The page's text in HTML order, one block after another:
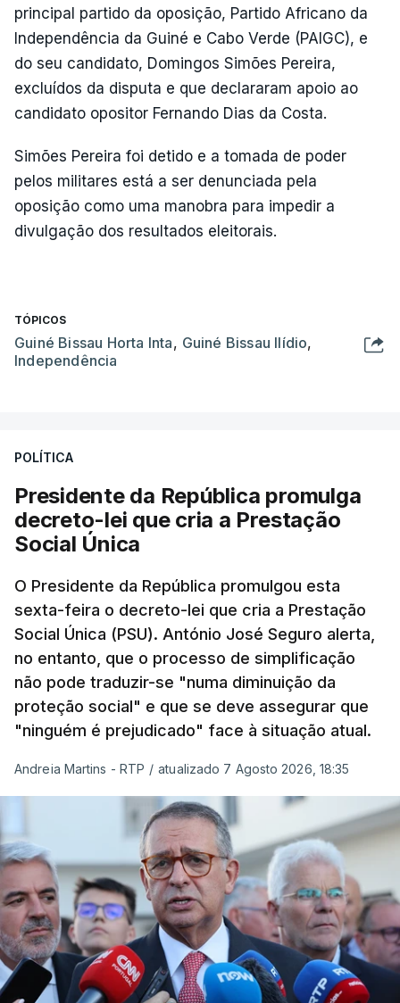
principal partido da oposição, Partido Africano da
Independência da Guiné e Cabo Verde (PAIGC), e
do seu candidato, Domingos Simões Pereira,
excluídos da disputa e que declararam apoio ao
candidato opositor Fernando Dias da Costa.
Simões Pereira foi detido e a tomada de poder
pelos militares está a ser denunciada pela
oposição como uma manobra para impedir a
divulgação dos resultados eleitorais.
TÓPICOS
Guiné Bissau Horta Inta, Guiné Bissau Ilídio,
Independência
POLÍTICA
Presidente da República promulga
decreto-lei que cria a Prestação
Social Única
O Presidente da República promulgou esta
sexta-feira o decreto-lei que cria a Prestação
Social Única (PSU). António José Seguro alerta,
no entanto, que o processo de simplificação
não pode traduzir-se "numa diminuição da
proteção social" e que se deve assegurar que
"ninguém é prejudicado" face à situação atual.
Andreia Martins - RTP / atualizado 7 Agosto 2026, 18:35